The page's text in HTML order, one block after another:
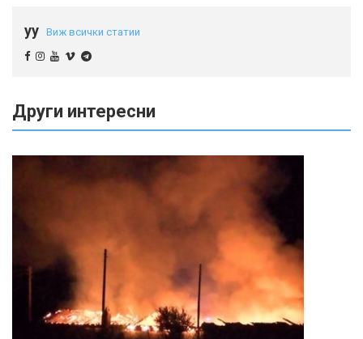
yy Виж всички статии
Други интересни